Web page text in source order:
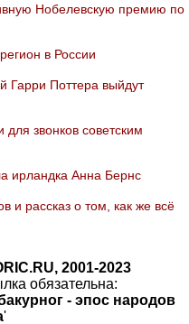
Нобелевскую премию по
в России
Гарри Поттера выйдут
для звонков советским
ирландка Анна Бернс
и рассказ о том, как же всё
2001-2023
обязательна:
- эпос народов
'